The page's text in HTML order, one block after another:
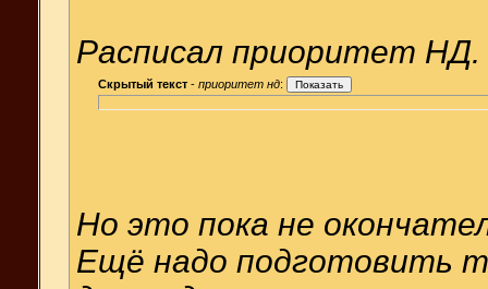
Расписал приоритет НД.
Скрытый текст - приоритет нд:
Но это пока не
Ещё надо подготовить